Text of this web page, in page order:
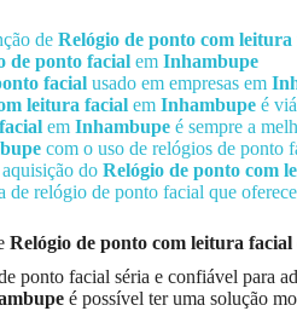
de Relógio de ponto com leitura
de ponto facial em Inhambupe
facial usado em empresas em
leitura facial em Inhambupe é
em Inhambupe é sempre a
com o uso de relógios de ponto
do Relógio de ponto com
de relógio de ponto facial que
Relógio de ponto com leitura facial
ponto facial séria e confiável para
é possível ter uma solução